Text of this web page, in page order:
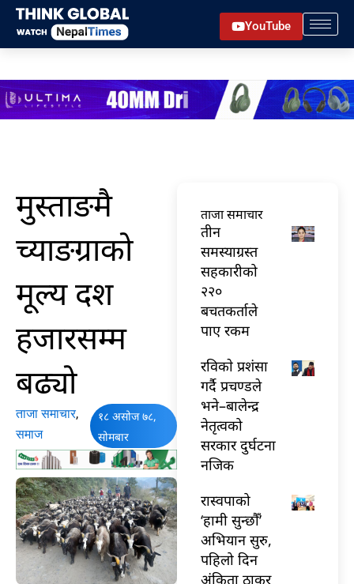
Skip
content
YouTube
मुस्ताङमै
च्याङग्राको
मूल्‍य दश
हजारसम्‍म
बढ्यो
ताजा समाचार,
समाज
१८ असोज ७८,
सोमबार
ताजा समाचार
तीन
समस्याग्रस्त
सहकारीको
२२०
बचतकर्ताले
पाए रकम
रविकाे प्रशंसा
गर्दै प्रचण्डले
भने–बालेन्द्र
नेतृत्वको
सरकार दुर्घटना
नजिक
रास्वपाको
‘हामी सुन्छौँ’
अभियान सुरु,
पहिलो दिन
अंकिता ठाकुर